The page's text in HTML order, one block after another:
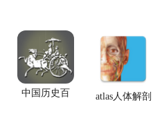
中国历史百
atlas人体解剖